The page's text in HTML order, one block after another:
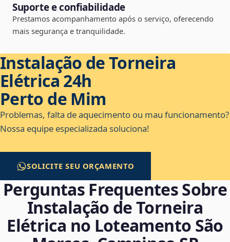
Suporte e confiabilidade
Prestamos acompanhamento após o serviço, oferecendo
mais segurança e tranquilidade.
Instalação de Torneira
Elétrica 24h
Perto de Mim
Problemas, falta de aquecimento ou mau funcionamento?
Nossa equipe especializada soluciona!
SOLICITE SEU ORÇAMENTO
Perguntas Frequentes Sobre
Instalação de Torneira
Elétrica no Loteamento São